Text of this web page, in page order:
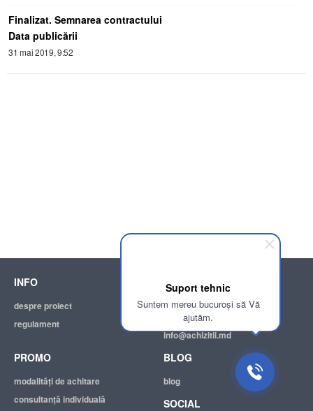
Suport tehnic
Suntem mereu bucuroși să Vă
ajutăm.
Finalizat. Semnarea contractului
Data publicării
31 mai 2019, 9:52
INFO
despre proiect
regulament
SUPPORT
ajutor
adresa electronică:
info@achizitii.md
PROMO
modalităţi de achitare
consultanță individuală
BLOG
blog
SOCIAL